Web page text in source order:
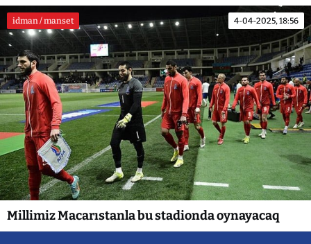
idman / manset 4-04-2025, 18:56
Millimiz Macarıstanla bu stadionda oynayacaq